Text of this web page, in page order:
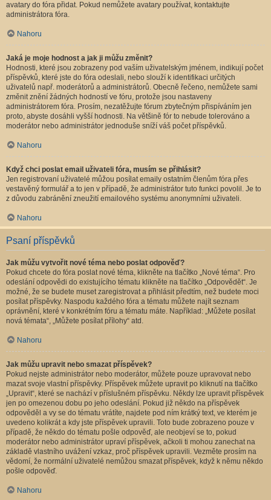
avatary do fóra přidat. Pokud nemůžete avatary používat, kontaktujte
administrátora fóra.
Nahoru
Jaká je moje hodnost a jak ji můžu změnit?
Hodnosti, které jsou zobrazeny pod vaším uživatelským jménem, indikují počet
příspěvků, které jste do fóra odeslali, nebo slouží k identifikaci určitých
uživatelů např. moderátorů a administrátorů. Obecně řečeno, nemůžete sami
změnit znění žádných hodností ve fóru, protože jsou nastaveny
administrátorem fóra. Prosím, nezatěžujte fórum zbytečným přispíváním jen
proto, abyste dosáhli vyšší hodnosti. Na většině fór to nebude tolerováno a
moderátor nebo administrátor jednoduše sníží váš počet příspěvků.
Nahoru
Když chci poslat email uživateli fóra, musím se přihlásit?
Jen registrovaní uživatelé můžou posílat emaily ostatním členům fóra přes
vestavěný formulář a to jen v případě, že administrátor tuto funkci povolil. Je to
z důvodu zabránění zneužití emailového systému anonymními uživateli.
Nahoru
Psaní příspěvků
Jak můžu vytvořit nové téma nebo poslat odpověď?
Pokud chcete do fóra poslat nové téma, klikněte na tlačítko „Nové téma“. Pro
odeslání odpovědi do existujícího tématu klikněte na tlačítko „Odpovědět“. Je
možné, že se budete muset zaregistrovat a přihlásit předtím, než budete moci
posílat příspěvky. Naspodu každého fóra a tématu můžete najít seznam
oprávnění, které v konkrétním fóru a tématu máte. Například: „Můžete posílat
nová témata“, „Můžete posílat přílohy“ atd.
Nahoru
Jak můžu upravit nebo smazat příspěvek?
Pokud nejste administrátor nebo moderátor, můžete pouze upravovat nebo
mazat svoje vlastní příspěvky. Příspěvek můžete upravit po kliknutí na tlačítko
„Upravit“, které se nachází v příslušném příspěvku. Někdy lze upravit příspěvek
jen po omezenou dobu po jeho odeslání. Pokud již někdo na příspěvek
odpověděl a vy se do tématu vrátíte, najdete pod ním krátký text, ve kterém je
uvedeno kolikrát a kdy jste příspěvek upravili. Toto bude zobrazeno pouze v
případě, že někdo do tématu pošle odpověď, ale neobjeví se to, pokud
moderátor nebo administrátor upraví příspěvek, ačkoli ti mohou zanechat na
základě vlastního uvážení vzkaz, proč příspěvek upravili. Vezměte prosím na
vědomí, že normální uživatelé nemůžou smazat příspěvek, když k němu někdo
pošle odpověď.
Nahoru